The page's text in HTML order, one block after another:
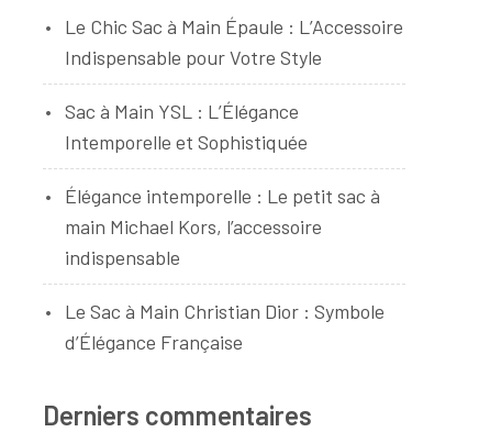
Le Chic Sac à Main Épaule : L’Accessoire
Indispensable pour Votre Style
Sac à Main YSL : L’Élégance
Intemporelle et Sophistiquée
Élégance intemporelle : Le petit sac à
main Michael Kors, l’accessoire
indispensable
Le Sac à Main Christian Dior : Symbole
d’Élégance Française
Derniers commentaires